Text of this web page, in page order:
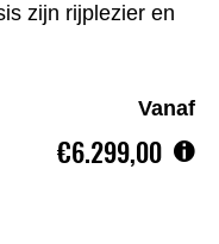
zijn rijplezier en
Vanaf
€6.299,00